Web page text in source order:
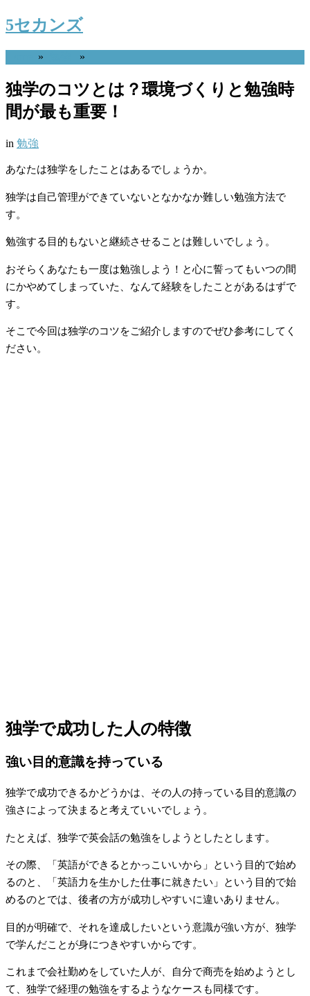
5セカンズ
» »
独学のコツとは？環境づくりと勉強時
間が最も重要！
in 勉強
あなたは独学をしたことはあるでしょうか。
独学は自己管理ができていないとなかなか難しい勉強方法で
す。
勉強する目的もないと継続させることは難しいでしょう。
おそらくあなたも一度は勉強しよう！と心に誓ってもいつの間
にかやめてしまっていた、なんて経験をしたことがあるはずで
す。
そこで今回は独学のコツをご紹介しますのでぜひ参考にしてく
ださい。
独学で成功した人の特徴
強い目的意識を持っている
独学で成功できるかどうかは、その人の持っている目的意識の
強さによって決まると考えていいでしょう。
たとえば、独学で英会話の勉強をしようとしたとします。
その際、「英語ができるとかっこいいから」という目的で始め
るのと、「英語力を生かした仕事に就きたい」という目的で始
めるのとでは、後者の方が成功しやすいに違いありません。
目的が明確で、それを達成したいという意識が強い方が、独学
で学んだことが身につきやすいからです。
これまで会社勤めをしていた人が、自分で商売を始めようとし
て、独学で経理の勉強をするようなケースも同様です。